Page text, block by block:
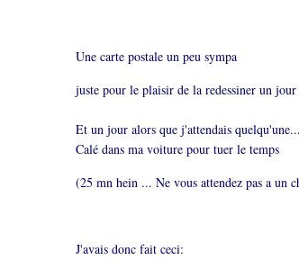
Une carte postale un peu sympa
juste pour le plaisir de la redessiner un
Et un jour alors que j'attendais
Calé dans ma voiture pour tuer le temps
(25 mn hein ... Ne vous attendez pas a un
J'avais donc fait ceci: